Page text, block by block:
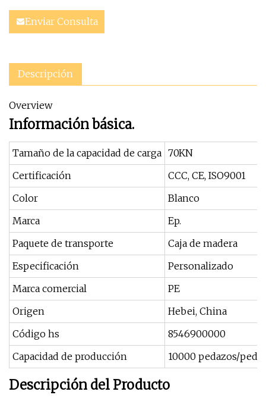
Enviar Consulta
Descripción
Overview
Información básica.
Tamaño de la capacidad de carga 70KN
Certificación
CCC, CE, ISO9001
Color
Blanco
Marca
Ep.
Paquete de transporte
Caja de madera
Especificación
Personalizado
Marca comercial
PE
Origen
Hebei, China
Código hs
8546900000
Capacidad de producción
10000 pedazos/
Descripción del Producto